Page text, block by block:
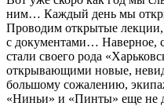
ним… Каждый день мы
Проводим открытые лекции,
с документами… Наверное,
стали своего рода
открывающими новые,
большому сожалению,
«Ниньи» и «Пинты» еще не